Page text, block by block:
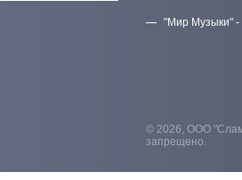
"Мир Музыки" -
© 2026, ООО
запрещено.